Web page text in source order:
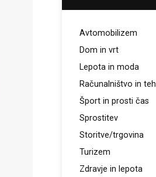
Avtomobilizem
Dom in vrt
Lepota in moda
Računalništvo in
Šport in prosti čas
Sprostitev
Storitve/trgovina
Turizem
Zdravje in lepota